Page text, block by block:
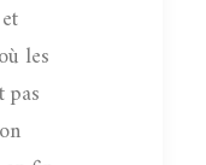
les
pas